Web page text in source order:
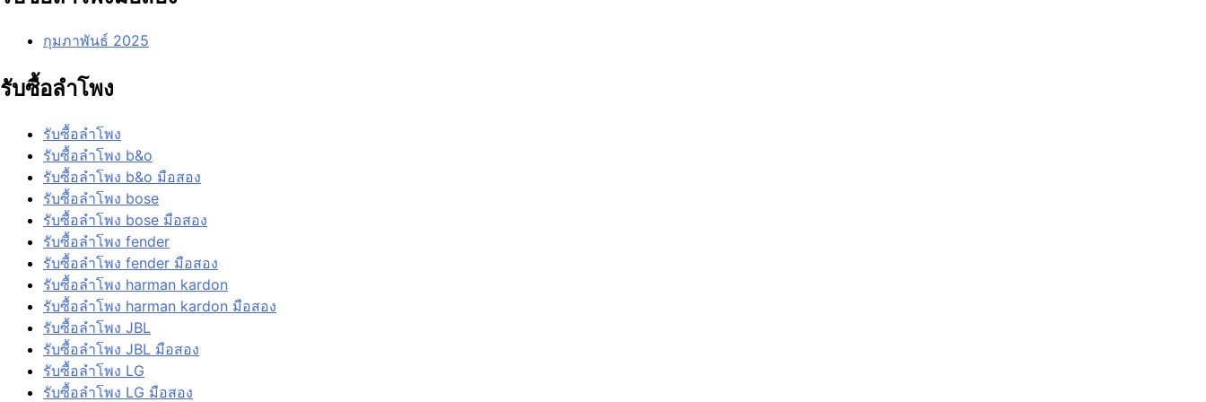
กุมภาพันธ์ 2025
รับซื้อลำโพง
รับซื้อลำโพง
รับซื้อลำโพง b&o
รับซื้อลำโพง b&o มือสอง
รับซื้อลำโพง bose
รับซื้อลำโพง bose มือสอง
รับซื้อลำโพง fender
รับซื้อลำโพง fender มือสอง
รับซื้อลำโพง harman kardon
รับซื้อลำโพง harman kardon มือสอง
รับซื้อลำโพง JBL
รับซื้อลำโพง JBL มือสอง
รับซื้อลำโพง LG
รับซื้อลำโพง LG มือสอง